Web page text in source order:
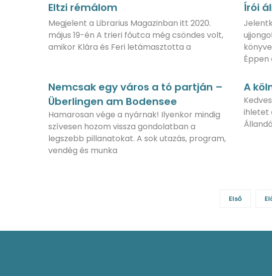
Eltzi rémálom
Megjelent a Librarius Magazinban itt 2020.
május 19-én A trieri főutca még csöndes volt,
amikor Klára és Feri letámasztotta a
Írói
Nemcsak egy város a tó partján –
Überlingen am Bodensee
Hamarosan vége a nyárnak! Ilyenkor mindig
szívesen hozom vissza gondolatban a
legszebb pillanatokat. A sok utazás, program,
vendég és munka
A
ihletet
Első